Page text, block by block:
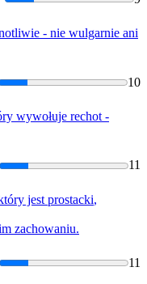
- nie wulgarnie ani
10
wywołuje rechot -
11
jest prostacki,
m zachowaniu.
11